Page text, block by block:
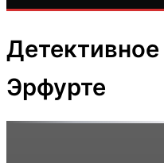
Детективное
Эрфурте